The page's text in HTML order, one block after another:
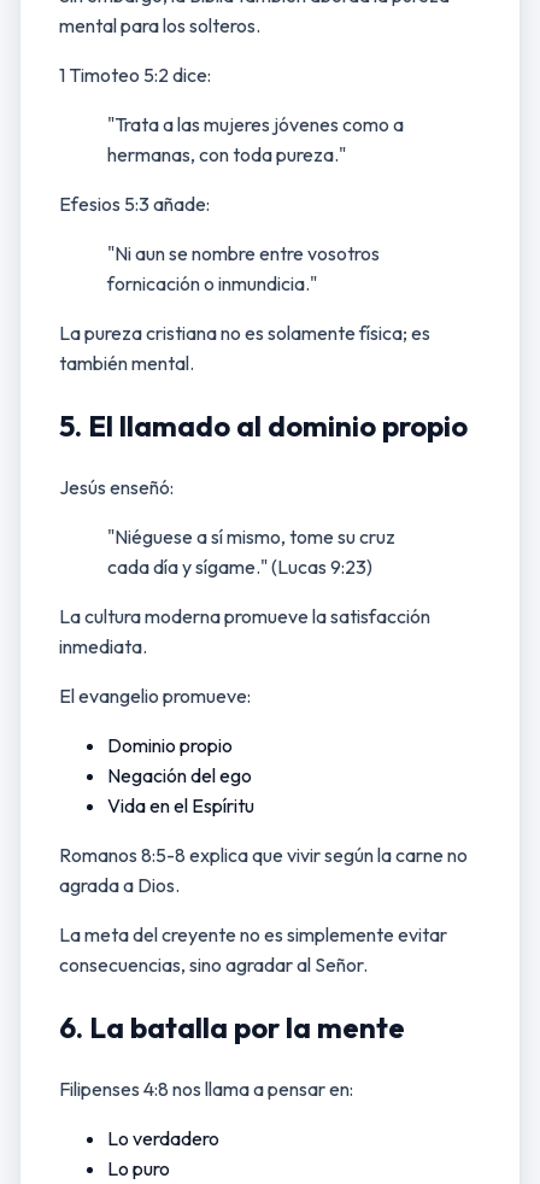
mental para los solteros.
1 Timoteo 5:2 dice:
"Trata a las mujeres jóvenes como a
hermanas, con toda pureza."
Efesios 5:3 añade:
"Ni aun se nombre entre vosotros
fornicación o inmundicia."
La pureza cristiana no es solamente física; es
también mental.
5. El llamado al dominio propio
Jesús enseñó:
"Niéguese a sí mismo, tome su cruz
cada día y sígame." (Lucas 9:23)
La cultura moderna promueve la satisfacción
inmediata.
El evangelio promueve:
Dominio propio
Negación del ego
Vida en el Espíritu
Romanos 8:5-8 explica que vivir según la carne no
agrada a Dios.
La meta del creyente no es simplemente evitar
consecuencias, sino agradar al Señor.
6. La batalla por la mente
Filipenses 4:8 nos llama a pensar en:
Lo verdadero
Lo puro